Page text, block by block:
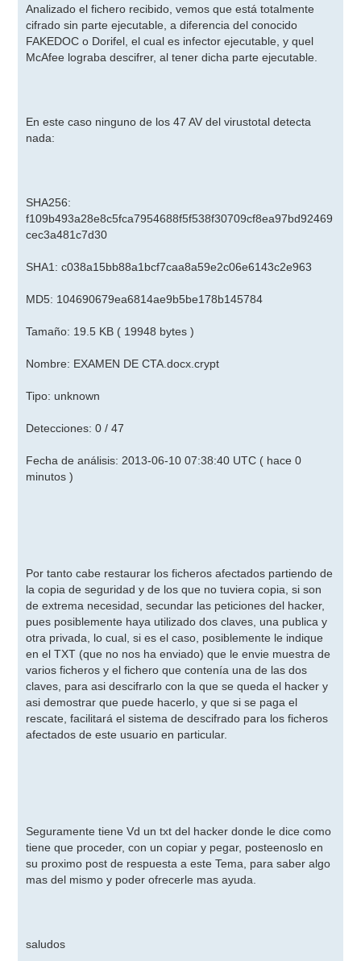
n
a
j
e
Analizado el fichero recibido, vemos que está totalmente
cifrado sin parte ejecutable, a diferencia del conocido
FAKEDOC o Dorifel, el cual es infector ejecutable, y quel
McAfee lograba descifrer, al tener dicha parte ejecutable.
En este caso ninguno de los 47 AV del virustotal detecta
nada:
SHA256:
f109b493a28e8c5fca7954688f5f538f30709cf8ea97bd92469
cec3a481c7d30
SHA1: c038a15bb88a1bcf7caa8a59e2c06e6143c2e963
MD5: 104690679ea6814ae9b5be178b145784
Tamaño: 19.5 KB ( 19948 bytes )
Nombre: EXAMEN DE CTA.docx.crypt
Tipo: unknown
Detecciones: 0 / 47
Fecha de análisis: 2013-06-10 07:38:40 UTC ( hace 0
minutos )
Por tanto cabe restaurar los ficheros afectados partiendo de
la copia de seguridad y de los que no tuviera copia, si son
de extrema necesidad, secundar las peticiones del hacker,
pues posiblemente haya utilizado dos claves, una publica y
otra privada, lo cual, si es el caso, posiblemente le indique
en el TXT (que no nos ha enviado) que le envie muestra de
varios ficheros y el fichero que contenía una de las dos
claves, para asi descifrarlo con la que se queda el hacker y
asi demostrar que puede hacerlo, y que si se paga el
rescate, facilitará el sistema de descifrado para los ficheros
afectados de este usuario en particular.
Seguramente tiene Vd un txt del hacker donde le dice como
tiene que proceder, con un copiar y pegar, posteenoslo en
su proximo post de respuesta a este Tema, para saber algo
mas del mismo y poder ofrecerle mas ayuda.
saludos